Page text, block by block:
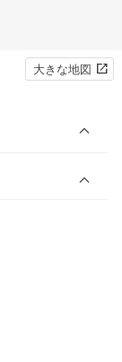
大きな地図